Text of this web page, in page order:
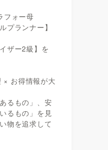
フォー母
プランナー】
ザー2級】を
お得情報が大
るもの」、安
るもの」を見
物を追求して